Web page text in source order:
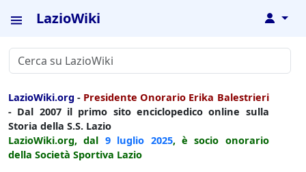
LazioWiki ↓
LazioWiki.org - Presidente Onorario Erika Balestrieri
- Dal 2007 il primo sito enciclopedico online sulla
Storia della S.S. Lazio
LazioWiki.org, dal 9 luglio 2025, è socio onorario
della Società Sportiva Lazio